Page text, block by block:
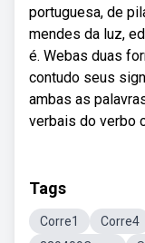
portuguesa, de
mendes da luz,
é. Webas duas
contudo seus
ambas as
verbais do verbo
Tags
Corre1 Corre4